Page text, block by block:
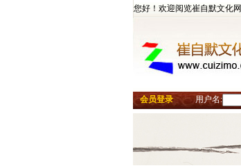
您好！欢迎阅览崔自默文化网
会员登录 用户名: